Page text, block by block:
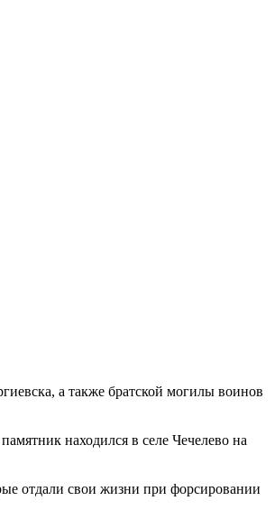
а также братской могилы воинов
находился в селе Чечелево на
отдали свои жизни при форсировании